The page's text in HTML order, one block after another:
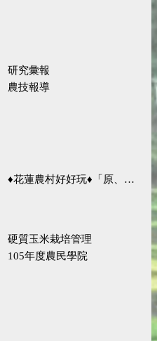
研究彙報
農技報導
♦花蓮農村好好玩♦「原、生、慢、活」四條遊程推薦
硬質玉米栽培管理
105年度農民學院